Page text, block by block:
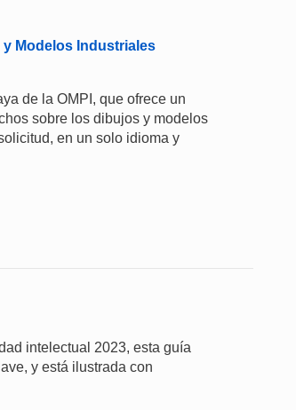
Modelos Industriales
de la OMPI, que ofrece un
sobre los dibujos y modelos
en un solo idioma y
intelectual 2023, esta guía
y está ilustrada con